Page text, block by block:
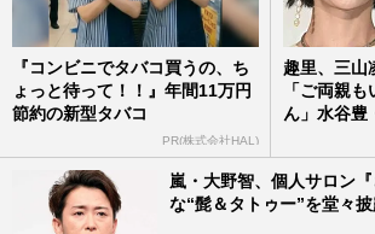
『コンビニでタバコ買うの、ち
ょっと待って！！』年間11万円
節約の新型タバコ
PR(株式会社HAL)
趣里、三山
「ご両親
ん」水谷豊
嵐・大野智、個人サロン
な“髭＆タトゥー”を堂々